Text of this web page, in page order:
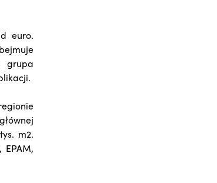
euro.
grupa
m2.